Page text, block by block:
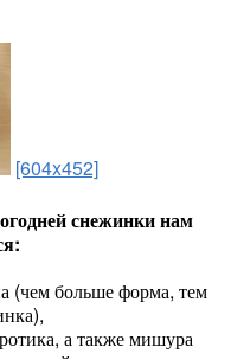
[604x452]
снежинки нам
(чем больше форма, тем
а также мишура